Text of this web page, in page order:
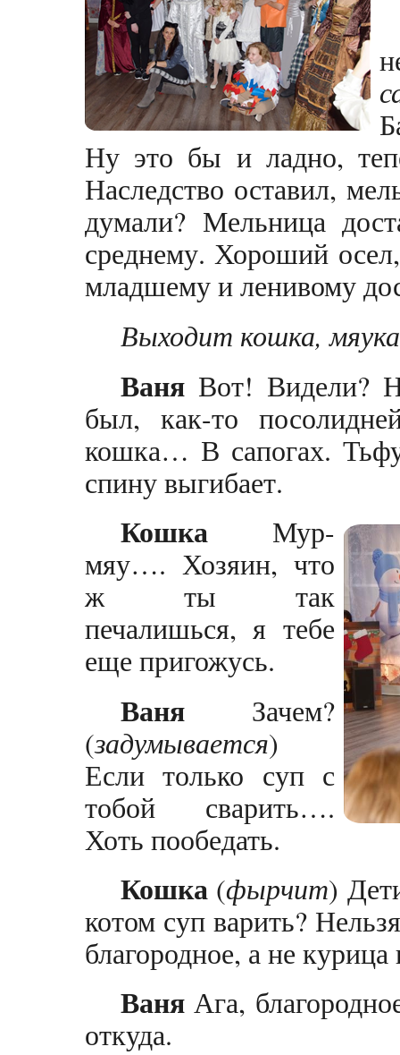
Ну это бы и ладно,
Наследство оставил,
думали? Мельница
среднему. Хороший
младшему и ленивому
Выходит кошка,
Ваня Вот! Видели?
был, как-то
кошка… В сапогах.
спину выгибает.
Кошка Мур-
мяу…. Хозяин, что
ж ты так
печалишься, я тебе
еще пригожусь.
Ваня Зачем?
(задумывается)
Если только суп с
тобой сварить….
Хоть пообедать.
Кошка (фырчит)
котом суп варить?
благородное, а не
Ваня Ага,
откуда.